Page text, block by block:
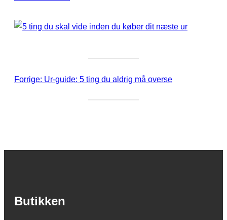
Forrige: Ur-guide: 5 ting du aldrig må overse
Butikken